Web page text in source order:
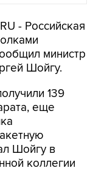
- Российская
министр
Шойгу.
139
еще
Шойгу в
коллегии